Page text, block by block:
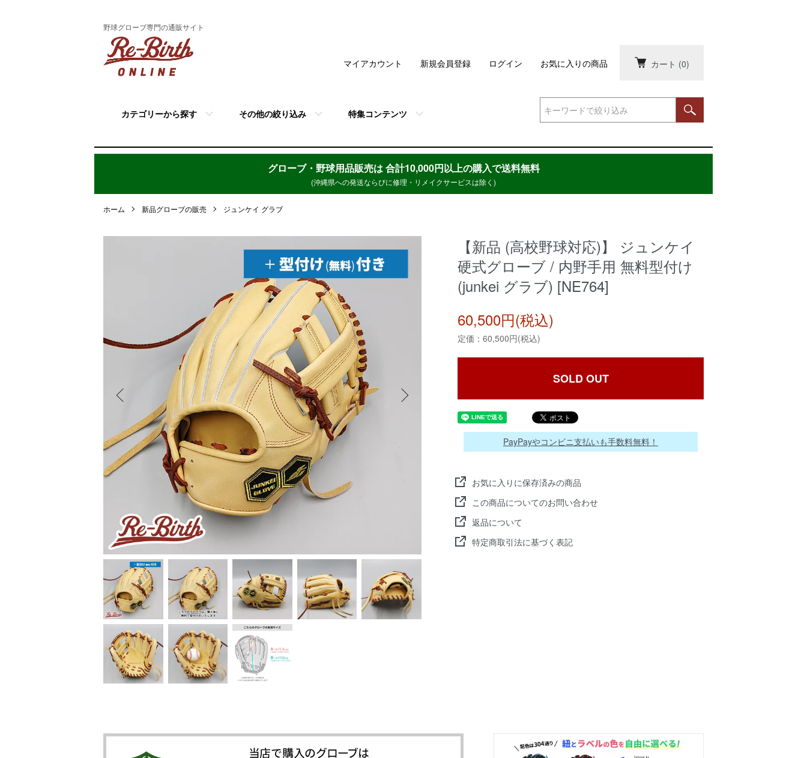
野球グローブ専門の通販サイト
カート (0)
カテゴリーから探す その他の絞り込み 特集コンテンツ
マイアカウント 新規会員登録 ログイン お気に入りの商品
グローブ・野球用品販売は合計10,000円以上の購入で送料無料
(沖縄県への発送ならびに修理・リメイクサービスは除く)
ホーム 新品グローブの販売 ジュンケイ グラブ
【新品 (高校野球対応)】 ジュンケイ
硬式グローブ / 内野手用 無料型付け
(junkei グラブ) [NE764]
60,500円(税込)
定価：60,500円(税込)
SOLD OUT
PayPayやコンビニ支払いも手数料無料！
お気に入りに保存済みの商品
この商品についてのお問い合わせ
返品について
特定商取引法に基づく表記